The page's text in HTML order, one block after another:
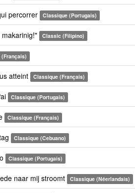
percorrer Classique (Portugais)
Classic (Filipino)
atteint Classique (Français)
Classique (Portugais)
Classique (Français)
Classique (Cebuano)
Classique (Portugais)
naar mij stroomt Classique (Néerlandais)